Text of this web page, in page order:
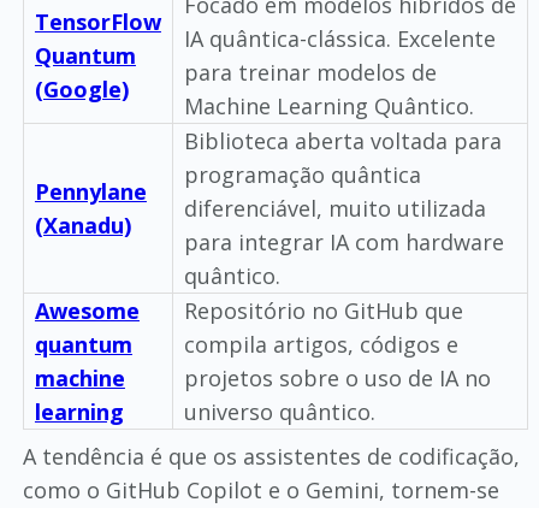
TensorFlow
Quantum
(Google)
IA quântica-clássica. Excelente
para treinar modelos de
Machine Learning Quântico.
Pennylane
(Xanadu)
Biblioteca aberta voltada para
programação quântica
diferenciável, muito utilizada
para integrar IA com hardware
quântico.
Awesome
quantum
machine
learning
Repositório no GitHub que
compila artigos, códigos e
projetos sobre o uso de IA no
universo quântico.
A tendência é que os assistentes de codificação,
como o GitHub Copilot e o Gemini, tornem-se